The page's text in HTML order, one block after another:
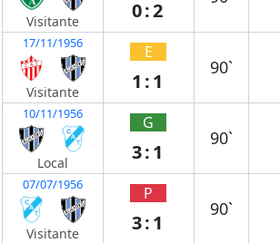
Visitante 0:2
17/11/1956
Visitante
E
1:1
90`
10/11/1956
Local
G
3:1
90`
07/07/1956
Visitante
P
3:1
90`